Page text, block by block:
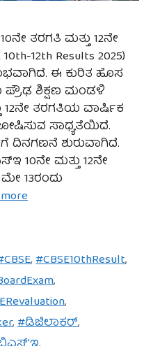
ತರಗತಿ ಮತ್ತು 12ನೇ
12th Results 2025)
ಈ ಕುರಿತ ಹೊಸ
ಪ್ರೌಢ ಶಿಕ್ಷಣ ಮಂಡಳಿ
12ನೇ ತರಗತಿಯ ವಾರ್ಷಿಕ
ಸಾಧ್ಯತೆಯಿದೆ.
ದಿನಗಣನೆ ಶುರುವಾಗಿದೆ.
10ನೇ ಮತ್ತು 12ನೇ
13ರಂದು
,#CBSE10thResult,
,
,
,#ಡಿಜಿಲಾಕರ್,